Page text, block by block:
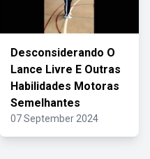
Desconsiderando O
Lance Livre E Outras
Habilidades Motoras
Semelhantes
07 September 2024